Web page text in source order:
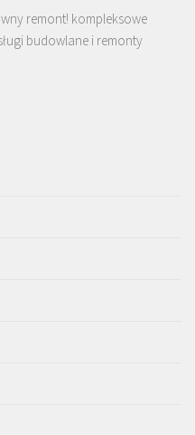
remont! kompleksowe
budowlane i remonty